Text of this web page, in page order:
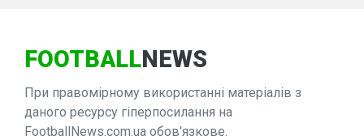
FOOTBALLNEWS
При правомірному використанні матеріалів з
даного ресурсу гіперпосилання на
FootballNews.com.ua обов'язкове.